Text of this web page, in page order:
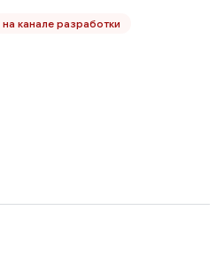
на канале разработки